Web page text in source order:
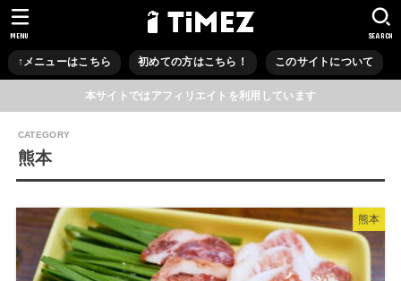
↑メニューはこちら 初めての方はこちら！ このサイトについて
SEARCH
MENU
本サイトではアフィリエイトを利用しています
熊本
熊本